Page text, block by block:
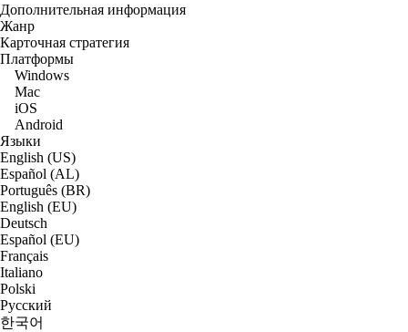
Дополнительная информация
Жанр
Карточная стратегия
Платформы
Windows
Mac
iOS
Android
Языки
English (US)
Español (AL)
Português (BR)
English (EU)
Deutsch
Español (EU)
Français
Italiano
Polski
Русский
한국어